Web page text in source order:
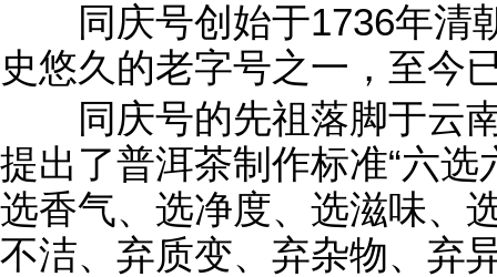
同庆号创始于1736年清
史悠久的老字号之一，至今
同庆号的先祖落脚于云南
提出了普洱茶制作标准“六选
选香气、选净度、选滋味、
不洁、弃质变、弃杂物、弃